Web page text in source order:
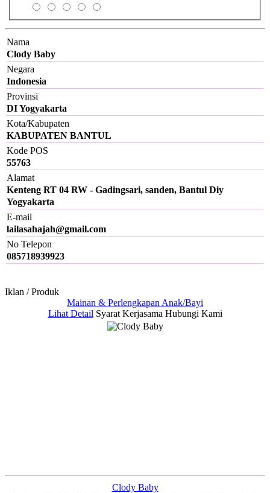
Nama
Clody Baby
Negara
Indonesia
Provinsi
DI Yogyakarta
Kota/Kabupaten
KABUPATEN BANTUL
Kode POS
55763
Alamat
Kenteng RT 04 RW - Gadingsari, sanden, Bantul Diy
Yogyakarta
E-mail
lailasahajah@gmail.com
No Telepon
085718939923
Iklan / Produk
Mainan & Perlengkapan Anak/Bayi
Lihat Detail Syarat Kerjasama Hubungi Kami
Clody Baby